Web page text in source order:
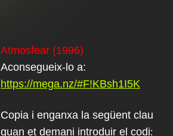
Atmosfear (1996)
Aconsegueix-lo a:
https://mega.nz/#F!KBsh1I5K
Copia i enganxa la següent clau
quan et demani introduir el codi: